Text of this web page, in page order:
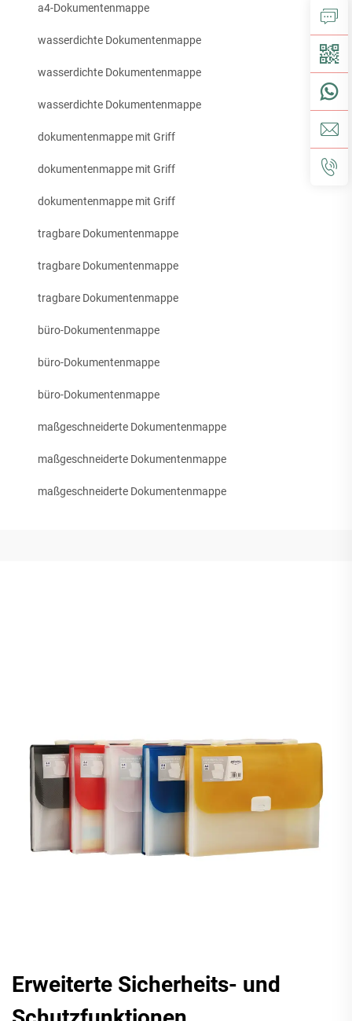
a4-Dokumentenmappe
wasserdichte Dokumentenmappe
wasserdichte Dokumentenmappe
wasserdichte Dokumentenmappe
dokumentenmappe mit Griff
dokumentenmappe mit Griff
dokumentenmappe mit Griff
tragbare Dokumentenmappe
tragbare Dokumentenmappe
tragbare Dokumentenmappe
büro-Dokumentenmappe
büro-Dokumentenmappe
büro-Dokumentenmappe
maßgeschneiderte Dokumentenmappe
maßgeschneiderte Dokumentenmappe
maßgeschneiderte Dokumentenmappe
Erweiterte Sicherheits- und